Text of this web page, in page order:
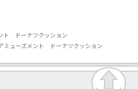
ト ドーナツクッション
ミューズメント ドーナツクッション